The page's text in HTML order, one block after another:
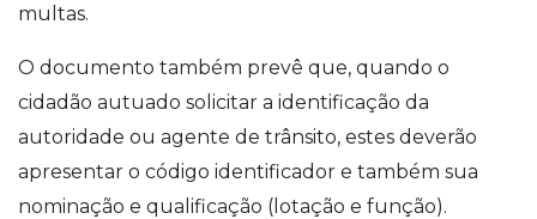
multas.
O documento também prevê que, quando o
cidadão autuado solicitar a identificação da
autoridade ou agente de trânsito, estes deverão
apresentar o código identificador e também sua
nominação e qualificação (lotação e função).